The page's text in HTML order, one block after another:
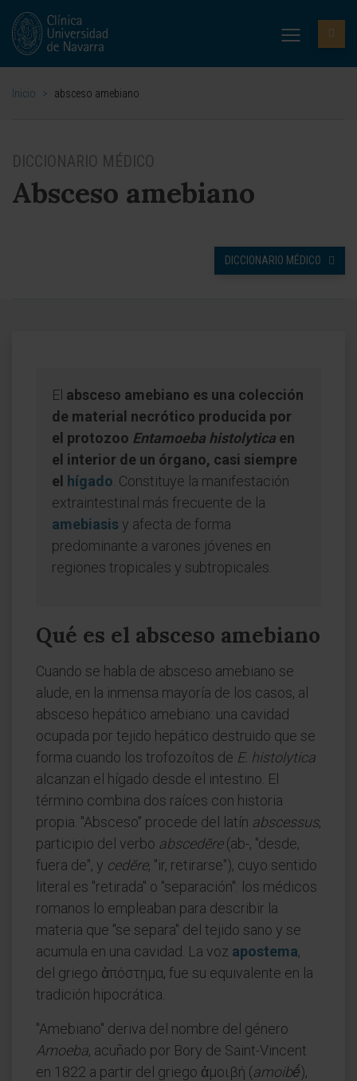
Inicio > absceso amebiano
DICCIONARIO MÉDICO
Absceso amebiano
DICCIONARIO MÉDICO
El absceso amebiano es una colección
de material necrótico producida por
el protozoo Entamoeba histolytica en
el interior de un órgano, casi siempre
el
hígado . Constituye la manifestación
extraintestinal más frecuente de la
amebiasis y afecta de forma
predominante a varones jóvenes en
regiones tropicales y subtropicales.
Qué es el absceso amebiano
Cuando se habla de absceso amebiano se
alude, en la inmensa mayoría de los casos, al
absceso hepático amebiano: una cavidad
ocupada por tejido hepático destruido que se
forma cuando los trofozoítos de E. histolytica
alcanzan el hígado desde el intestino. El
término combina dos raíces con historia
propia. "Absceso" procede del latín abscessus,
participio del verbo abscedĕre(ab-, "desde,
fuera de", y cedĕre, "ir, retirarse"), cuyo sentido
literal es "retirada" o "separación": los médicos
romanos lo empleaban para describir la
materia que "se separa" del tejido sano y se
acumula en una cavidad. La voz apostema,
del griego ἀπόστημα, fue su equivalente en la
tradición hipocrática.
"Amebiano" deriva del nombre del género
Amoeba, acuñado por Bory de Saint-Vincent
en 1822 a partir del griego ἀμοιβή (amoibḗ),